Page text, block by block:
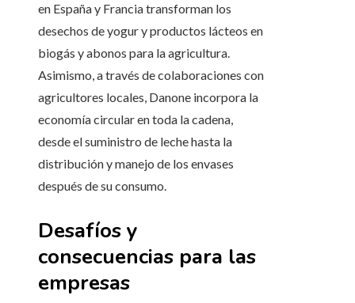
en España y Francia transforman los
desechos de yogur y productos lácteos en
biogás y abonos para la agricultura.
Asimismo, a través de colaboraciones con
agricultores locales, Danone incorpora la
economía circular en toda la cadena,
desde el suministro de leche hasta la
distribución y manejo de los envases
después de su consumo.
Desafíos y
consecuencias para las
empresas